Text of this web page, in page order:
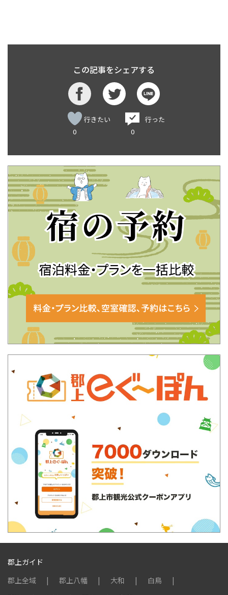
この記事をシェアする
0
行きたい
行った
0
郡上ガイド
郡上全域
郡上八幡 大和
白鳥